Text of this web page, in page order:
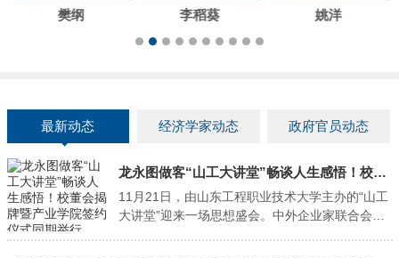
樊纲 李稻葵 姚洋
最新动态 经济学家动态 政府官员动态
龙永图做客“山工大讲堂”畅谈人生感悟！校董会揭牌暨产业学院签约仪式同期举行"
11月21日，由山东工程职业技术大学主办的“山工
大讲堂”迎来一场思想盛会。中外企业家联合会联